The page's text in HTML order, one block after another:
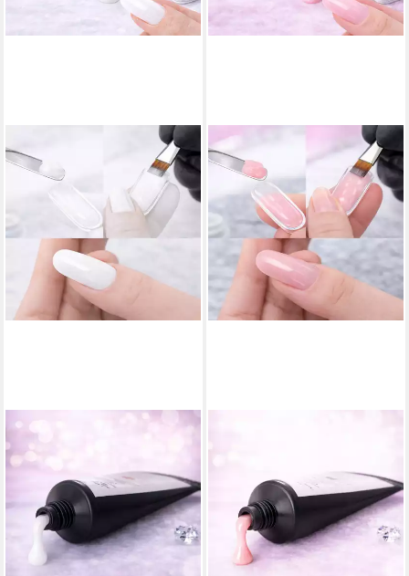
SUN GARDEN NAILS
30 g, 1-tlg., Extreme
Dickviskoses Gel
9,99 € UVP15,99 €
(33,30 €/ 100 g)
lieferbar - in 2-3 Werktagen bei dir
Poly Gel Rose Pink 30g,
Extreme Dickviskoses Gel
9,99 € UVP15,99 €
(33,30 €/ 100 g)
-38%
lieferbar - in 2-3 Werktagen bei dir